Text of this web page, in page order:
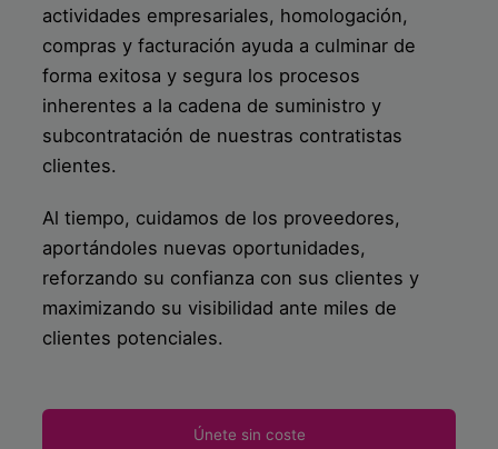
actividades empresariales, homologación,
compras y facturación ayuda a culminar de
forma exitosa y segura los procesos
inherentes a la cadena de suministro y
subcontratación de nuestras contratistas
clientes.
Al tiempo, cuidamos de los proveedores,
aportándoles nuevas oportunidades,
reforzando su confianza con sus clientes y
maximizando su visibilidad ante miles de
clientes potenciales.
Únete sin coste